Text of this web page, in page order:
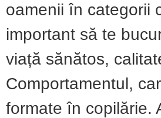
oamenii în categorii
important să te
viață sănătos,
Comportamentul,
formate în copilărie.